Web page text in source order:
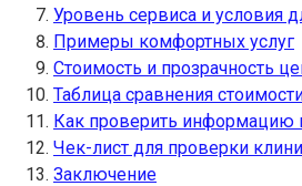
Уровень сервиса и условия
Примеры комфортных услуг
Стоимость и прозрачность
Таблица сравнения
Как проверить
Чек-лист для проверки
Заключение